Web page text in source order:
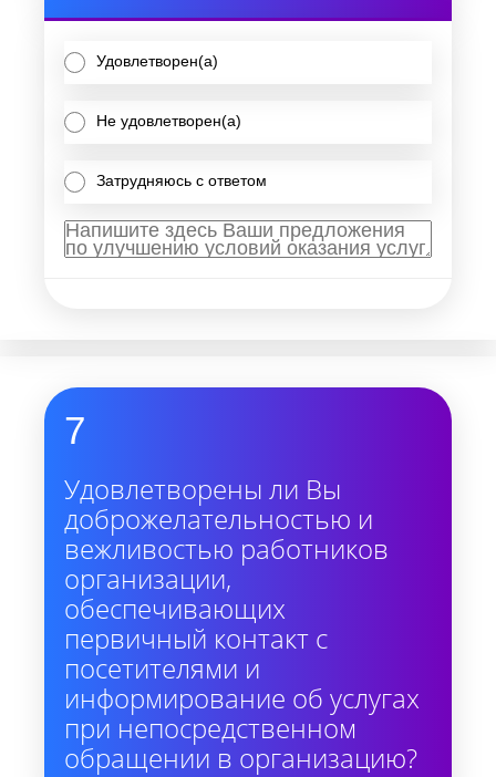
Удовлетворен(а)
Не удовлетворен(а)
Затрудняюсь с ответом
7
Удовлетворены ли Вы
доброжелательностью и
вежливостью работников
организации,
обеспечивающих
первичный контакт с
посетителями и
информирование об услугах
при непосредственном
обращении в организацию?